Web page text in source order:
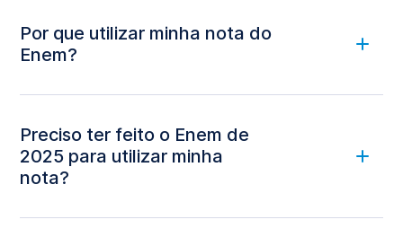
Por que utilizar minha nota do
Enem?
Preciso ter feito o Enem de
2025 para utilizar minha
nota?